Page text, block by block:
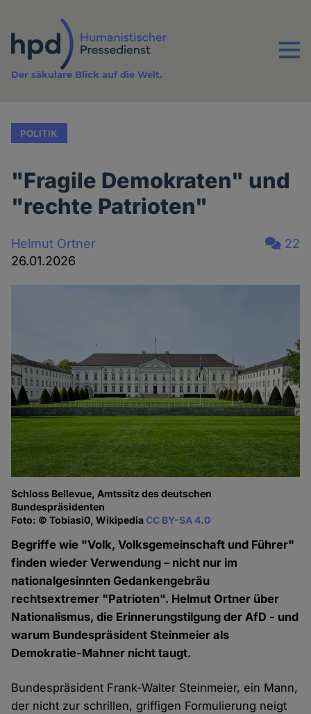
Inhalt
Menu
Der säkulare Blick auf die Welt.
POLITIK
"Fragile Demokraten" und
"rechte Patrioten"
Helmut Ortner
26.01.2026
22
Schloss Bellevue, Amtssitz des deutschen
Bundespräsidenten
Foto: © Tobiasi0, WikipediaCC BY-SA 4.0
Begriffe wie "Volk, Volksgemeinschaft und Führer"
finden wieder Verwendung – nicht nur im
nationalgesinnten Gedankengebräu
rechtsextremer "Patrioten". Helmut Ortner über
Nationalismus, die Erinnerungstilgung der AfD - und
warum Bundespräsident Steinmeier als
Demokratie-Mahner nicht taugt.
Bundespräsident Frank-Walter Steinmeier, ein Mann,
der nicht zur schrillen, griffigen Formulierung neigt